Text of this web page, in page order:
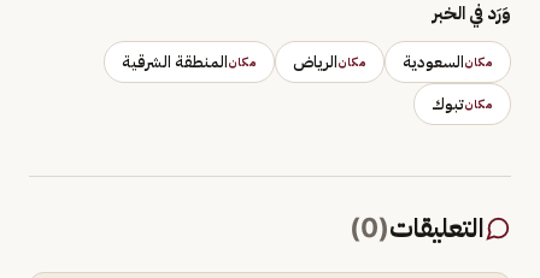
وَرَد في الخبر
مكانالسعودية مكانالرياض مكانالمنطقة الشرقية
مكانتبوك
التعليقات(
0
)